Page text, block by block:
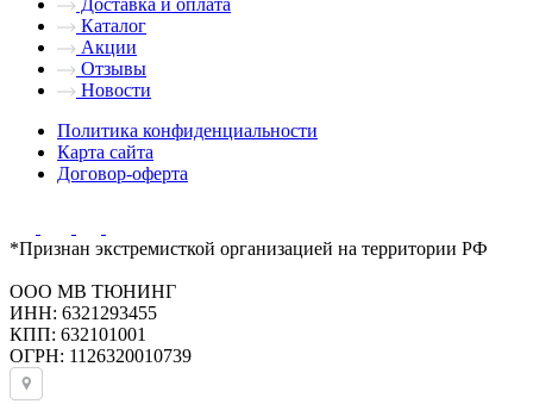
Доставка и оплата
Каталог
Акции
Отзывы
Новости
Политика конфиденциальности
Карта сайта
Договор-оферта
*Признан экстремисткой организацией на территории РФ
ООО МВ ТЮНИНГ
ИНН: 6321293455
КПП: 632101001
ОГРН: 1126320010739